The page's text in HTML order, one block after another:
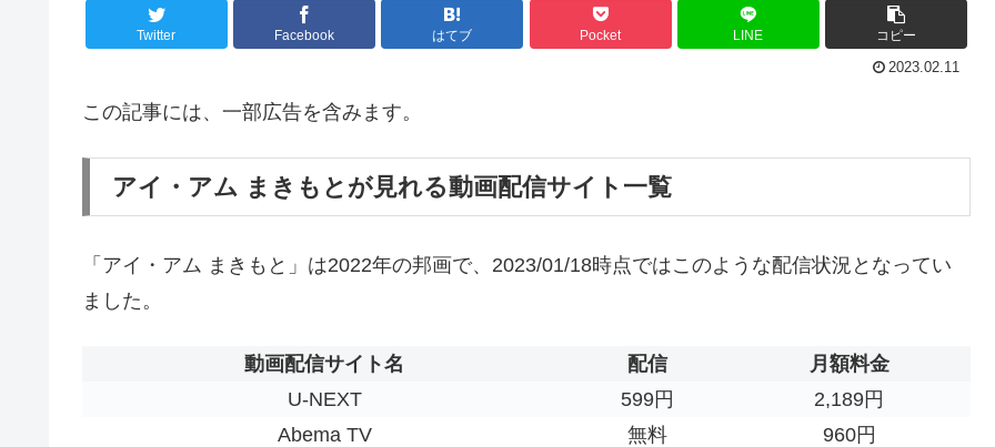
Twitter Facebook はてブ Pocket LINE コピー
2023.02.11
この記事には、一部広告を含みます。
アイ・アム まきもとが見れる動画配信サイト一覧
「アイ・アム まきもと」は2022年の邦画で、2023/01/18時点ではこのような配信状況となってい
ました。
動画配信サイト名 配信
月額料金
U-NEXT
599円
2,189円
Abema TV
無料
960円